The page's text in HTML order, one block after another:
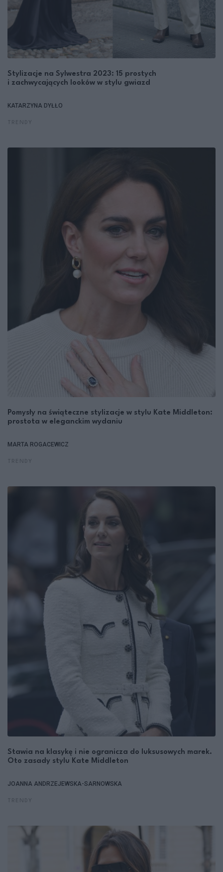
Stylizacje na Sylwestra 2023: 15 prostych
i zachwycających looków w stylu gwiazd
KATARZYNA DYŁŁO
Pomysły na świąteczne stylizacje w stylu Kate Middleton:
prostota w eleganckim wydaniu
MARTA ROGACEWICZ
Stawia na klasykę i nie ogranicza do luksusowych marek.
Oto zasady stylu Kate Middleton
JOANNA ANDRZEJEWSKA-SARNOWSKA